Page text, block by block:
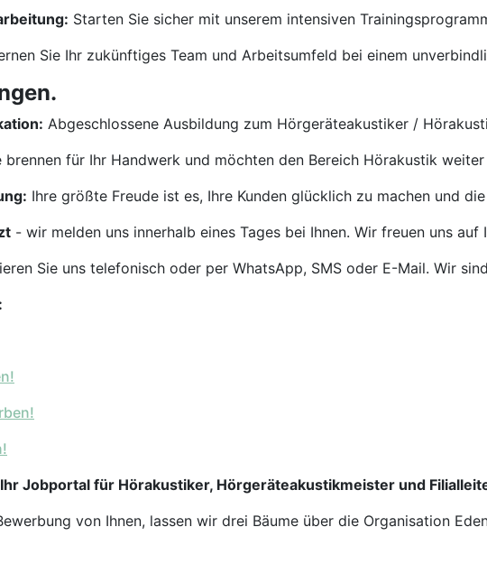
Starten Sie sicher mit unserem intensiven
Sie Ihr zukünftiges Team und Arbeitsumfeld bei einem
Abgeschlossene Ausbildung zum Hörgeräteakustiker /
brennen für Ihr Handwerk und möchten den Bereich Hörakustik weiter
Ihre größte Freude ist es, Ihre Kunden glücklich zu machen und
- wir melden uns innerhalb eines Tages bei Ihnen. Wir freuen uns auf
Sie uns telefonisch oder per WhatsApp, SMS oder E-Mail. Wir
Jobportal für Hörakustiker, Hörgeräteakustikmeister und
von Ihnen, lassen wir drei Bäume über die Organisation